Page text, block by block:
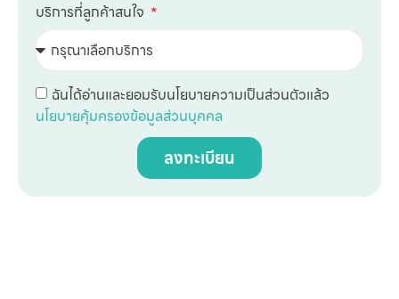
บริการที่ลูกค้าสนใจ
ฉันได้อ่านและยอมรับนโยบายความเป็นส่วนตัวแล้ว
นโยบายคุ้มครองข้อมูลส่วนบุคคล
ลงทะเบียน